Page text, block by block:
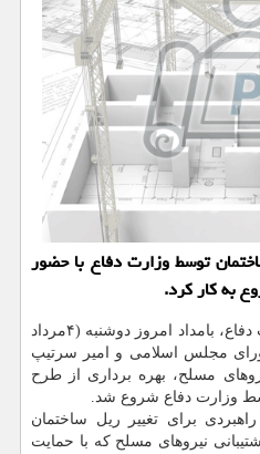
توسط وزارت دفاع با حضور
به کار کرد.
به گزارش پلات به نقل از وزارت دفاع، بامداد امروز دوشنبه (۴مرداد
مجلس اسلامی و امیر سرتیپ
مسلح، بهره برداری از طرح
وزارت دفاع شروع شد.
برای تغییر ریل ساختمان
نیروهای مسلح که با حمایت